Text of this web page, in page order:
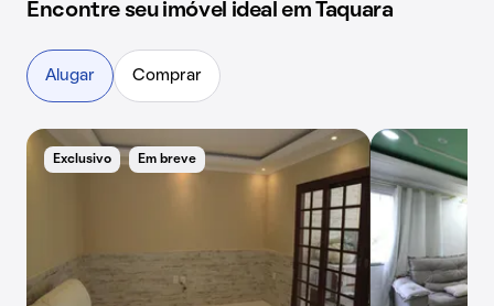
Encontre seu imóvel ideal em Taquara
Exclusivo Em breve
Alugar Comprar